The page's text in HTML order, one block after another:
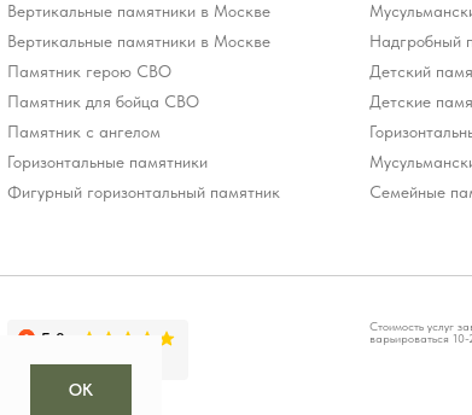
Вертикальные памятники в Москве
Вертикальные памятники в Москве
Памятник герою СВО
Памятник для бойца СВО
Памятник с ангелом
Горизонтальные памятники
Фигурный горизонтальный памятник
Надгробный
Детский
Детские
Семейные
Стоимость услуг
варьироваться 10-
OK